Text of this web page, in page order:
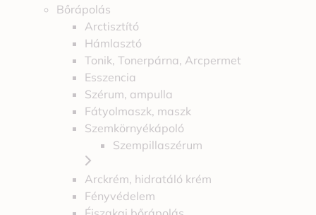
Bőrápolás
Arctisztító
Hámlasztó
Tonik, Tonerpárna, Arcpermet
Esszencia
Szérum, ampulla
Fátyolmaszk, maszk
Szemkörnyékápoló
Szempillaszérum
Arckrém, hidratáló krém
Fényvédelem